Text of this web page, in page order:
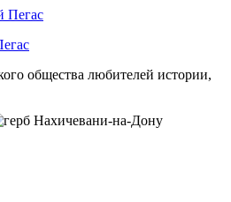
общества любителей истории,